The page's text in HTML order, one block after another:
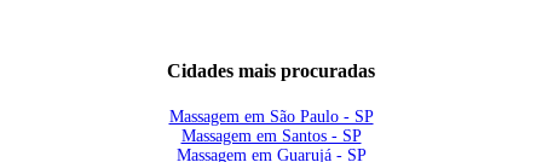
Cidades mais procuradas
Massagem em São Paulo - SP
Massagem em Santos - SP
Massagem em Guarujá - SP